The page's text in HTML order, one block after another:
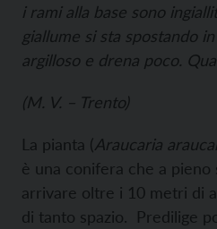
i rami alla base sono
giallume si sta spostando
argilloso e drena poco.
(M. V. – Trento)
La pianta (Araucaria
è una conifera che a pieno
arrivare oltre i 10 metri di
di tanto spazio. Predilige